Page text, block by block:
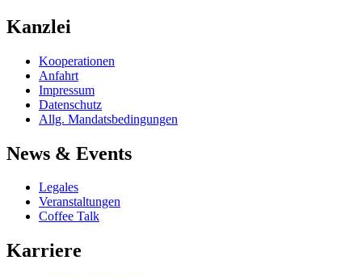
Kanzlei
Kooperationen
Anfahrt
Impressum
Datenschutz
Allg. Mandatsbedingungen
News & Events
Legales
Veranstaltungen
Coffee Talk
Karriere